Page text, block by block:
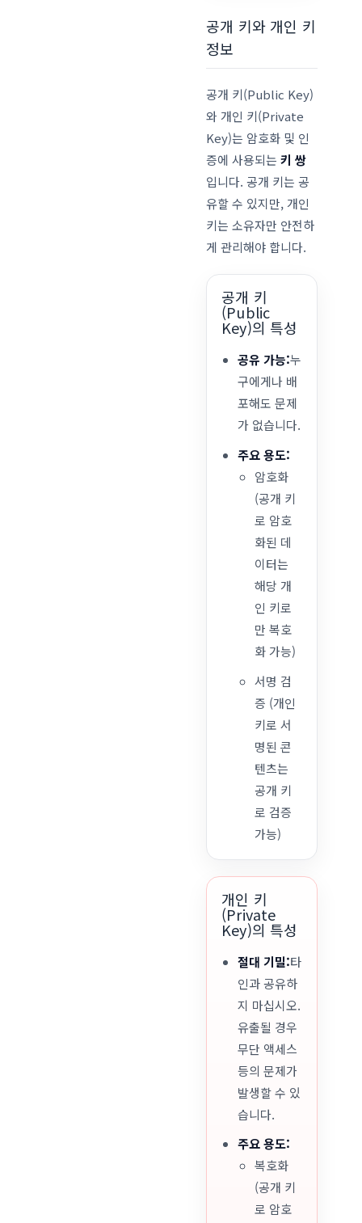
공개 키와 개인 키
정보
공개 키(Public Key)
와 개인 키(Private
Key)는 암호화 및 인
증에 사용되는키 쌍
입니다. 공개 키는 공
유할 수 있지만, 개인
키는 소유자만 안전하
게 관리해야 합니다.
공개 키
(Public
Key)의 특성
공유 가능:누
구에게나 배
포해도 문제
가 없습니다.
주요 용도:
암호화
(공개 키
로 암호
화된 데
이터는
해당 개
인 키로
만 복호
화 가능)
서명 검
증 (개인
키로 서
명된 콘
텐츠는
공개 키
로 검증
가능)
개인 키
(Private
Key)의 특성
절대 기밀:타
인과 공유하
지 마십시오.
유출될 경우
무단 액세스
등의 문제가
발생할 수 있
습니다.
주요 용도:
복호화
(공개 키
로 암호